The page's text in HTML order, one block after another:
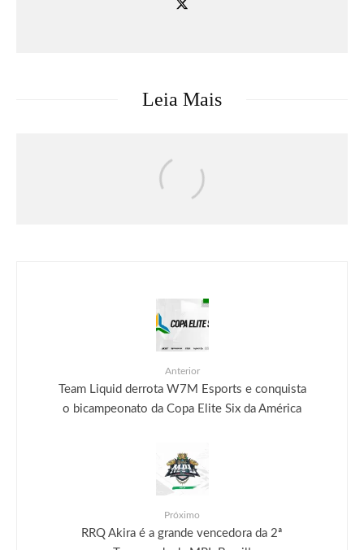
Leia Mais
Uma Loja Para Assassinos: Relembre a
primeira temporada do k-drama e saiba o
Anterior
Team Liquid derrota W7M Esports e conquista
o bicampeonato da Copa Elite Six da América
Próximo
RRQ Akira é a grande vencedora da 2ª